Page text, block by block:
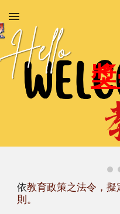
Skip to main content
依教育政策之法令，
則。